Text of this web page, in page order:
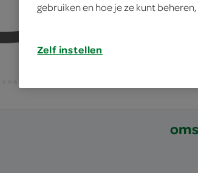
gebruiken en hoe je ze kunt
Zelf instellen